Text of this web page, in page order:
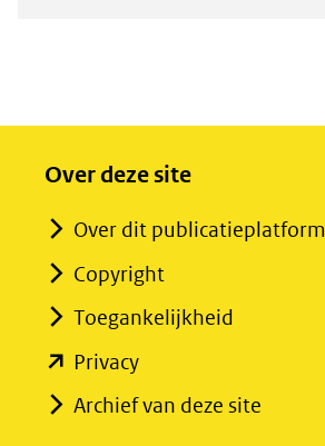
Over deze site
Over dit publicatieplatform
Copyright
Toegankelijkheid
Privacy(opent
in
Archief van deze site